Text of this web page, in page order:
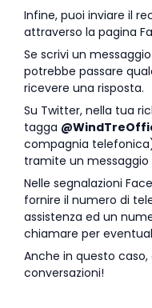
Infine, puoi inviare il
attraverso la pagina
Se scrivi un
potrebbe passare
ricevere una risposta.
Su Twitter, nella tua
tagga
compagnia
tramite un messaggio
Nelle segnalazioni
fornire il numero di
assistenza ed un
chiamare per
Anche in questo caso,
conversazioni!